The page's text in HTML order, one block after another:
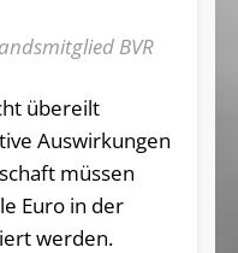
BVR
übereilt
Auswirkungen
müssen
Euro in der
werden.